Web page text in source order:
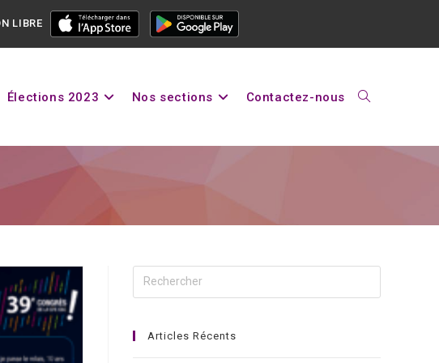
LIBRE
Élections 2023 Nos sections Contactez-nous
Articles Récents